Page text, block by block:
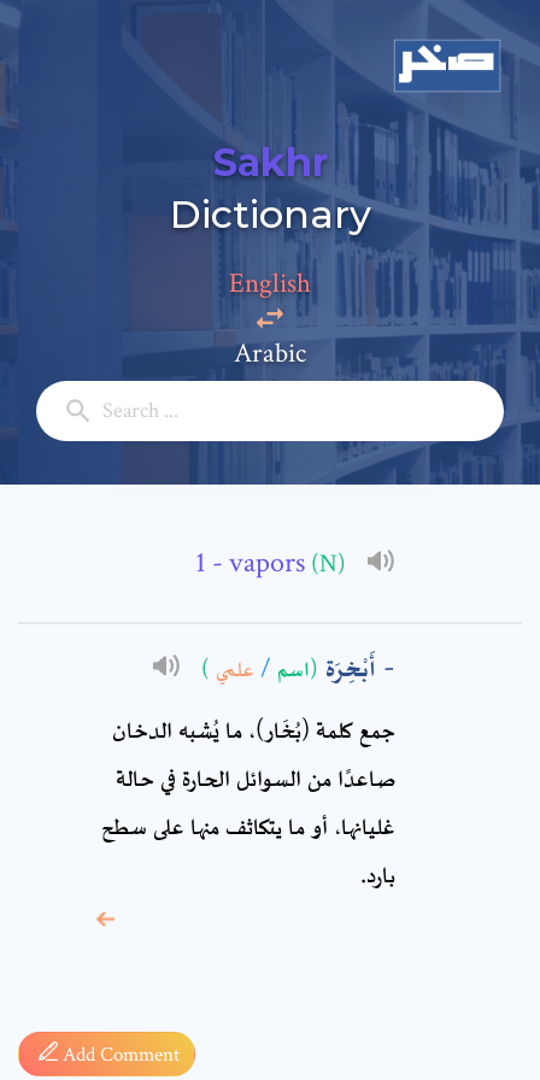
Sakhr
Dictionary
English
Arabic
- vapors (N)
أَبْخِرَة (اسم / علمي )
جمع كلمة (بُخَار)، ما يُشبه الدخان
صاعدًا من السوائل الحارة في حالة
غليانها، أو ما يتكاثف منها على سطح
بارد.
Add Comment
Add a comment
Full Name: *
* sign, it means are